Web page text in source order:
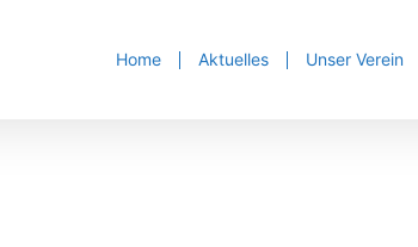
Home Aktuelles Unser Verein